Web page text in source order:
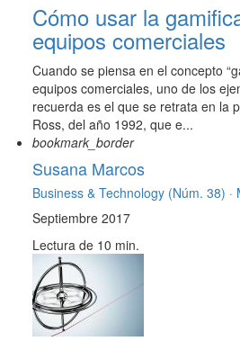
Cómo usar la
equipos comerciales
Cuando se piensa en el concepto
equipos comerciales, uno de los
recuerda es el que se retrata en la
Ross, del año 1992, que e...
bookmark_border
Susana Marcos
Business & Technology (Núm. 38) ·
Septiembre 2017
Lectura de 10 min.